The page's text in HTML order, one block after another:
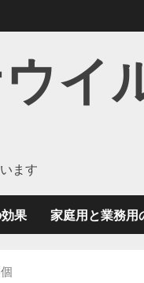
イ
ます
果 家庭用と業務用